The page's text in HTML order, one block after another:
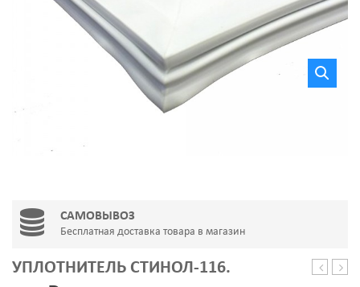
САМОВЫВОЗ
Бесплатная доставка товара в магазин
УПЛОТНИТЕЛЬ СТИНОЛ-116.